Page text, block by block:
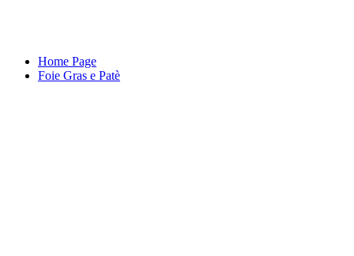
Home Page
Foie Gras e Patè